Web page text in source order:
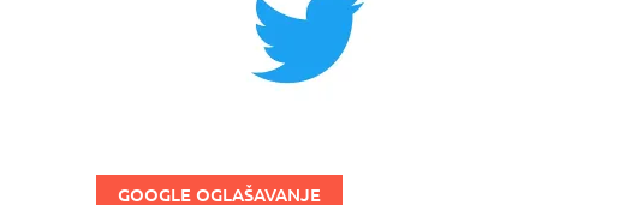
GOOGLE OGLAŠAVANJE